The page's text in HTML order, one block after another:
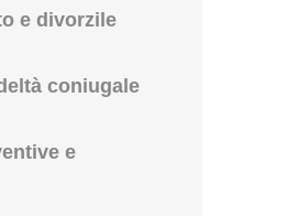
e divorzile
coniugale
e